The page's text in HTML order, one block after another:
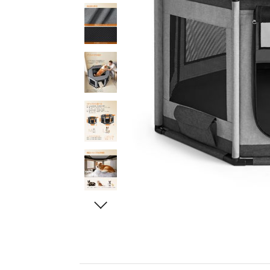
タンス＆チェスト
シューズラック
キッチン収納
キッチンラック
ペットベッド＆クッ
ン
猫用食器・ボウル